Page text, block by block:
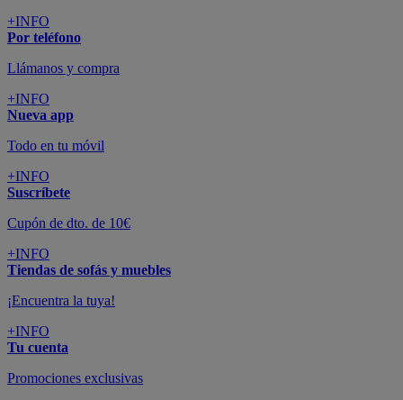
+INFO
Por teléfono
Llámanos y compra
+INFO
Nueva app
Todo en tu móvil
+INFO
Suscríbete
Cupón de dto. de 10€
+INFO
Tiendas de sofás y muebles
¡Encuentra la tuya!
+INFO
Tu cuenta
Promociones exclusivas